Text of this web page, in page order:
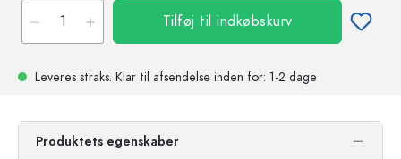
Tilføj til indkøbskurv
Leveres straks. Klar til afsendelse inden for: 1-2 dage
Produktets egenskaber